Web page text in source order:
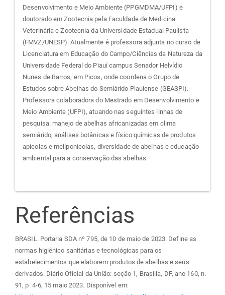
Desenvolvimento e Meio Ambiente (PPGMDMA/UFPI) e
doutorado em Zootecnia pela Faculdade de Medicina
Veterinária e Zootecnia da Universidade Estadual Paulista
(FMVZ/UNESP). Atualmente é professora adjunta no curso de
Licenciatura em Educação do Campo/Ciências da Natureza da
Universidade Federal do Piauí campus Senador Helvídio
Nunes de Barros, em Picos, onde coordena o Grupo de
Estudos sobre Abelhas do Semiárido Piauiense (GEASPI).
Professora colaboradora do Mestrado em Desenvolvimento e
Meio Ambiente (UFPI), atuando nas seguintes linhas de
pesquisa: manejo de abelhas africanizadas em clima
semiárido, análises botânicas e físico químicas de produtos
apícolas e meliponícolas, diversidade de abelhas e educação
ambiental para a conservação das abelhas.
Referências
BRASIL. Portaria SDA nº 795, de 10 de maio de 2023. Define as
normas higiênico sanitárias e tecnológicas para os
estabelecimentos que elaborem produtos de abelhas e seus
derivados. Diário Oficial da União: seção 1, Brasília, DF, ano 160, n.
91, p. 4-6, 15 maio 2023. Disponível em: